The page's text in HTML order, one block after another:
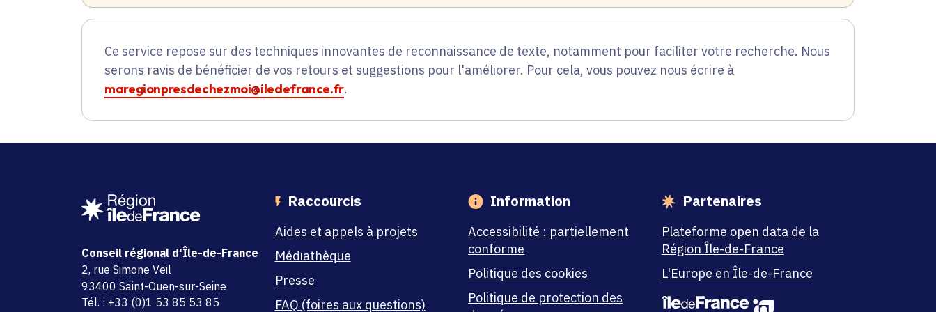
Ce service repose sur des techniques innovantes de reconnaissance de texte, notamment pour faciliter votre recherche. Nous
serons ravis de bénéficier de vos retours et suggestions pour l'améliorer. Pour cela, vous pouvez nous écrire à
maregionpresdechezmoi@iledefrance.fr.
Conseil régional d'Île-de-France
adresse
2, rue Simone Veil
code postal et commune
93400 Saint-Ouen-sur-Seine
Tél. : +33 (0)1 53 85 53 85
Raccourcis
Aides et appels à projets
Médiathèque
Presse
FAQ (foires aux questions)
Information
Accessibilité : partiellement
conforme
Politique des cookies
Politique de protection des
Partenaires
Plateforme open data de la
Région Île-de-France
L'Europe en Île-de-France